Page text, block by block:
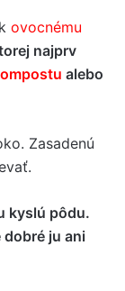
ovocnému
najprv
alebo
Zasadenú
kyslú pôdu.
ju ani